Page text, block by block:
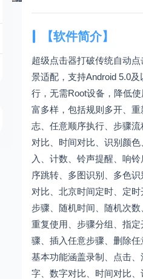
【软件简介】
超级点击器打破传统自动
景适配，支持Android 5.0
行，无需Root设备，降低
富多样，包括规则多开、
志、任意顺序执行、步骤
对比、时间对比、识别颜
入、计数、铃声提醒、响
序跳转、多图识别、多色
对比、北京时间定时、定
步骤、随机时间、随机次
重复使用、步骤分组、指
骤、插入任意步骤、删除任
基本功能涵盖录制、点击
字、数字对比、时间对比